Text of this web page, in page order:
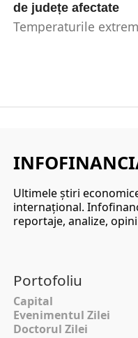
de județe afectate
Temperaturile
Ultimele ştiri
internaţional.
reportaje, analize,
Portofoliu
Capital
Evenimentul Zilei
Doctorul Zilei